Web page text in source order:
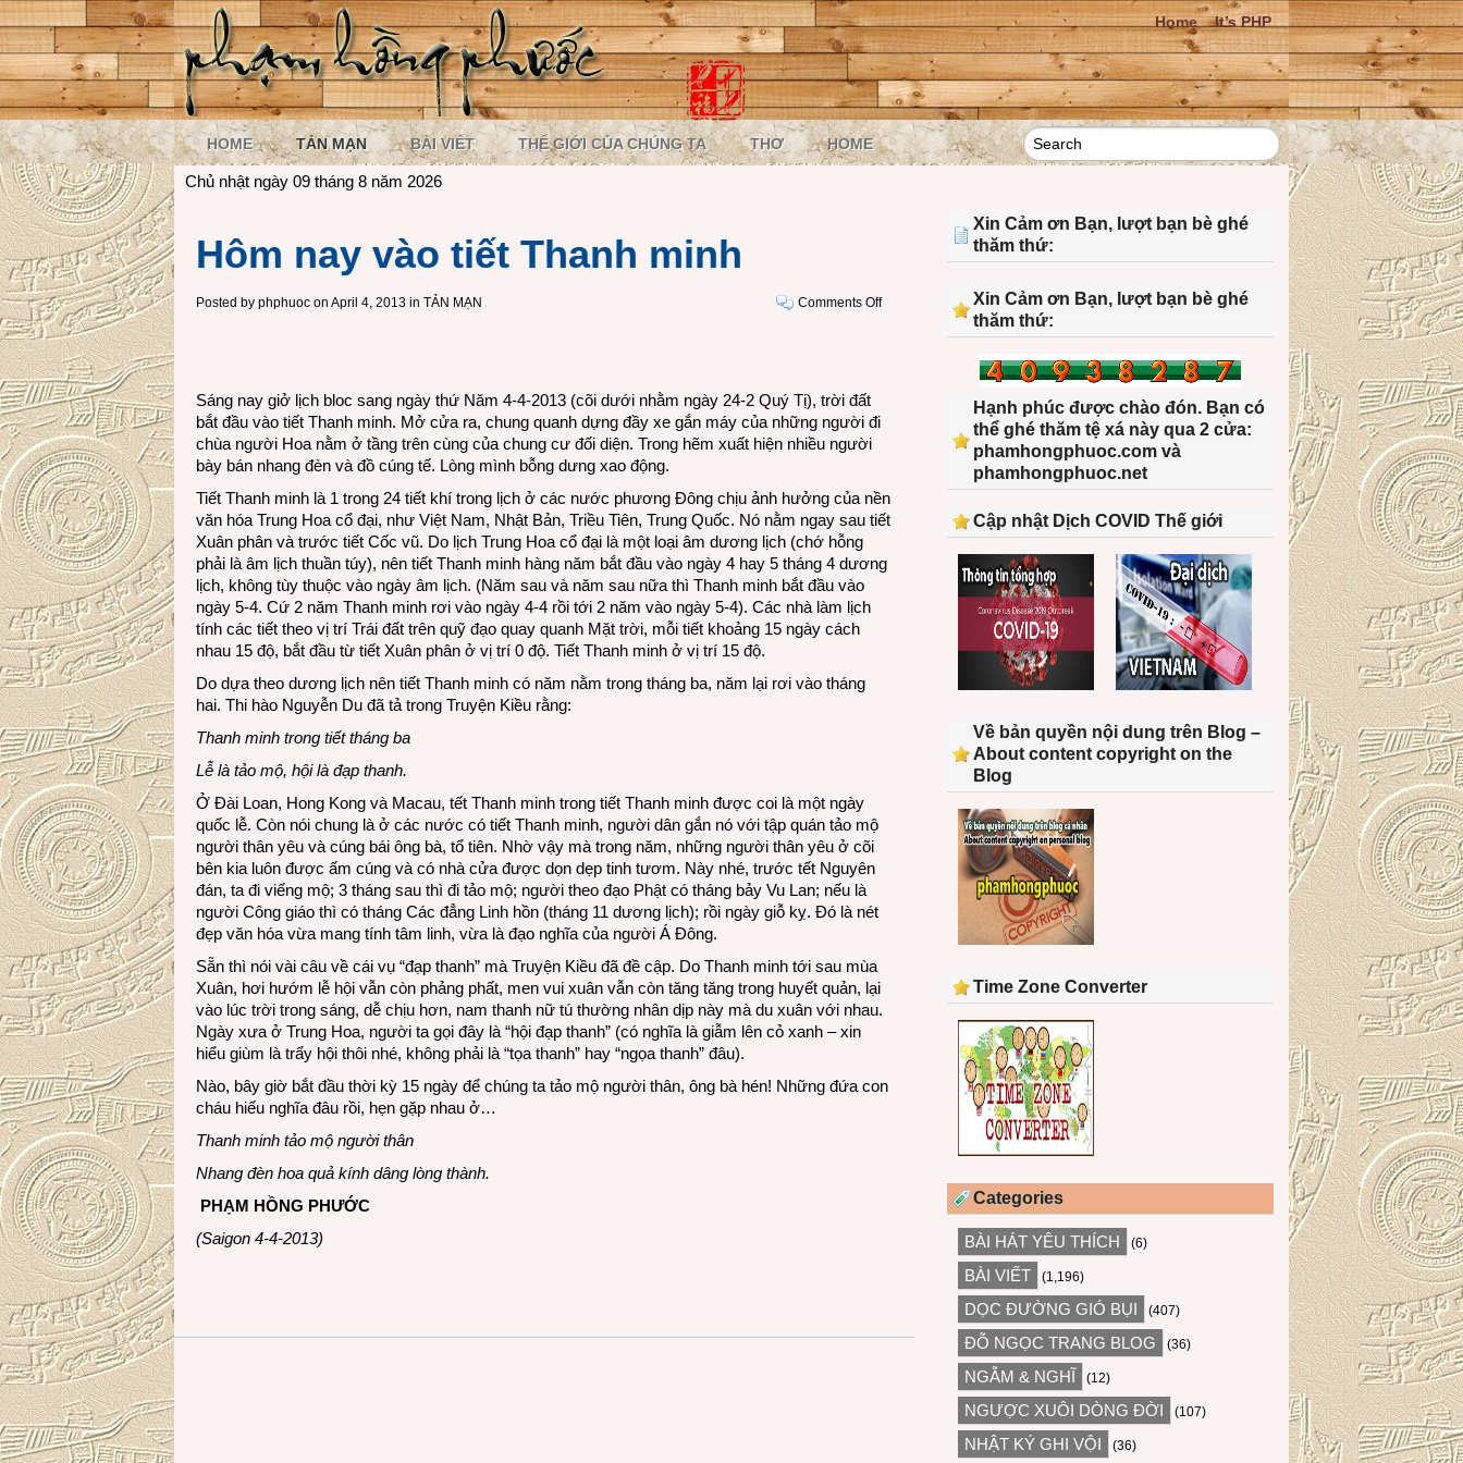
Home It’s PHP
HOME TẢN MẠN BÀI VIẾT THẾ GIỚI CỦA CHÚNG TA THƠ HOME
Chủ nhật ngày 09 tháng 8 năm 2026
Hôm nay vào tiết Thanh minh
Posted by phphuoc on April 4, 2013 in TẢN MẠN Comments Offon
Sáng nay giở lịch bloc sang ngày thứ Năm 4-4-2013 (cõi dưới nhằm ngày 24-2 Quý Tị), trời đất
bắt đầu vào tiết Thanh minh. Mở cửa ra, chung quanh dựng đầy xe gắn máy của những người đi
chùa người Hoa nằm ở tầng trên cùng của chung cư đối diện. Trong hẽm xuất hiện nhiều người
bày bán nhang đèn và đồ cúng tế. Lòng mình bỗng dưng xao động.
Tiết Thanh minh là 1 trong 24 tiết khí trong lịch ở các nước phương Đông chịu ảnh hưởng của nền
văn hóa Trung Hoa cổ đại, như Việt Nam, Nhật Bản, Triều Tiên, Trung Quốc. Nó nằm ngay sau tiết
Xuân phân và trước tiết Cốc vũ. Do lịch Trung Hoa cổ đại là một loại âm dương lịch (chớ hỗng
phải là âm lịch thuần túy), nên tiết Thanh minh hàng năm bắt đầu vào ngày 4 hay 5 tháng 4 dương
lịch, không tùy thuộc vào ngày âm lịch. (Năm sau và năm sau nữa thì Thanh minh bắt đầu vào
ngày 5-4. Cứ 2 năm Thanh minh rơi vào ngày 4-4 rồi tới 2 năm vào ngày 5-4). Các nhà làm lịch
tính các tiết theo vị trí Trái đất trên quỹ đạo quay quanh Mặt trời, mỗi tiết khoảng 15 ngày cách
nhau 15 độ, bắt đầu từ tiết Xuân phân ở vị trí 0 độ. Tiết Thanh minh ở vị trí 15 độ.
Do dựa theo dương lịch nên tiết Thanh minh có năm nằm trong tháng ba, năm lại rơi vào tháng
hai. Thi hào Nguyễn Du đã tả trong Truyện Kiều rằng:
Thanh minh trong tiết tháng ba
Lễ là tảo mộ, hội là đạp thanh.
Ở Đài Loan, Hong Kong và Macau, tết Thanh minh trong tiết Thanh minh được coi là một ngày
quốc lễ. Còn nói chung là ở các nước có tiết Thanh minh, người dân gắn nó với tập quán tảo mộ
người thân yêu và cúng bái ông bà, tổ tiên. Nhờ vậy mà trong năm, những người thân yêu ở cõi
bên kia luôn được ấm cúng và có nhà cửa được dọn dẹp tinh tươm. Này nhé, trước tết Nguyên
đán, ta đi viếng mộ; 3 tháng sau thì đi tảo mộ; người theo đạo Phật có tháng bảy Vu Lan; nếu là
người Công giáo thì có tháng Các đẳng Linh hồn (tháng 11 dương lịch); rồi ngày giỗ kỵ. Đó là nét
đẹp văn hóa vừa mang tính tâm linh, vừa là đạo nghĩa của người Á Đông.
Sẵn thì nói vài câu về cái vụ “đạp thanh” mà Truyện Kiều đã đề cập. Do Thanh minh tới sau mùa
Xuân, hơi hướm lễ hội vẫn còn phảng phất, men vui xuân vẫn còn tăng tăng trong huyết quản, lại
vào lúc trời trong sáng, dễ chịu hơn, nam thanh nữ tú thường nhân dịp này mà du xuân với nhau.
Ngày xưa ở Trung Hoa, người ta gọi đây là “hội đạp thanh” (có nghĩa là giẫm lên cỏ xanh – xin
hiểu giùm là trẩy hội thôi nhé, không phải là “tọa thanh” hay “ngọa thanh” đâu).
Nào, bây giờ bắt đầu thời kỳ 15 ngày để chúng ta tảo mộ người thân, ông bà hén! Những đứa con
cháu hiếu nghĩa đâu rồi, hẹn gặp nhau ở…
Thanh minh tảo mộ người thân
Nhang đèn hoa quả kính dâng lòng thành.
PHẠM HỒNG PHƯỚC
(Saigon 4-4-2013)
Xin Cảm ơn Bạn, lượt bạn bè ghé
thăm thứ:
Xin Cảm ơn Bạn, lượt bạn bè ghé
thăm thứ:
Hạnh phúc được chào đón. Bạn có
thể ghé thăm tệ xá này qua 2 cửa:
phamhongphuoc.com và
phamhongphuoc.net
Cập nhật Dịch COVID Thế giới
Về bản quyền nội dung trên Blog –
About content copyright on the
Blog
Time Zone Converter
Categories
BÀI HÁT YÊU THÍCH (6)
BÀI VIẾT (1,196)
DỌC ĐƯỜNG GIÓ BỤI (407)
ĐỖ NGỌC TRANG BLOG (36)
NGẪM & NGHĨ (12)
NGƯỢC XUÔI DÒNG ĐỜI (107)
NHẬT KÝ GHI VỘI (36)